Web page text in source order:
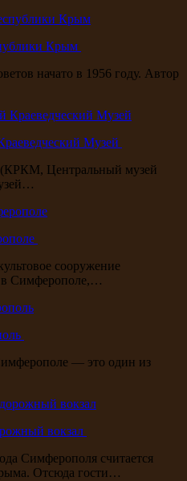
Крым
начато в 1956 году. Автор
Музей
Центральный музей
сооружение
в Симферополе,…
— это один из
вокзал
Симферополя считается
Отсюда гости…